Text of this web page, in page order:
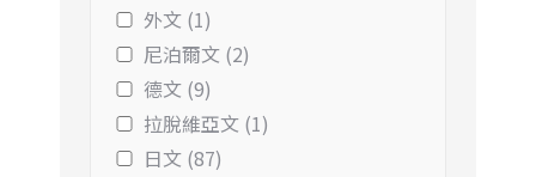
外文 (1)
尼泊爾文 (2)
德文 (9)
拉脫維亞文 (1)
日文 (87)